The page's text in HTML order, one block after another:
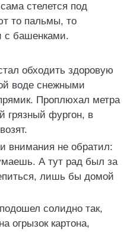
стелется под
то пальмы, то
с башенками.
обходить здоровую
воде снежными
Проплюхал метра
грязный фургон, в
внимания не обратил:
А тут рад был за
лишь бы домой
солидно так,
огрызок картона,